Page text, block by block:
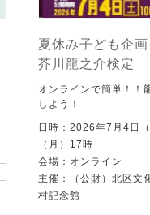
夏休み子ども企
芥川龍之介検定
オンラインで簡単！！
しよう！
日時：2026年7月4日
（月）17時
会場：オンライン
主催：（公財）北区
村記念館